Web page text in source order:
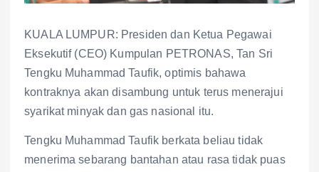
KUALA LUMPUR: Presiden dan Ketua Pegawai
Eksekutif (CEO) Kumpulan PETRONAS, Tan Sri
Tengku Muhammad Taufik, optimis bahawa
kontraknya akan disambung untuk terus menerajui
syarikat minyak dan gas nasional itu.
Tengku Muhammad Taufik berkata beliau tidak
menerima sebarang bantahan atau rasa tidak puas